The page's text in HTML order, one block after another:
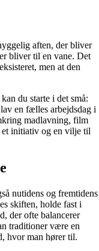
aften, der bliver
bliver til en vane. Det
men at den
du starte i det små:
en fælles arbejdsdag i
madlavning, film
initiativ og en vilje til
nutidens og fremtidens
skiften, holde fast i
der ofte balancerer
traditioner være en
hvor man hører til.